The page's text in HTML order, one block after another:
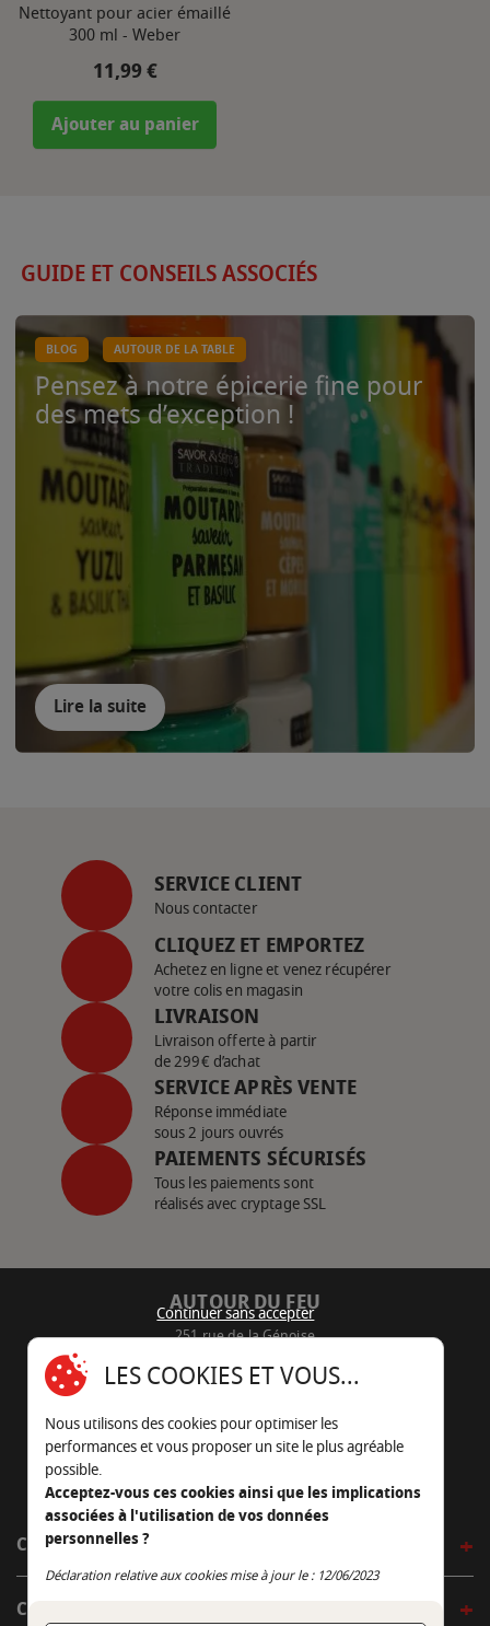
Nettoyant pour acier émaillé
300 ml - Weber
Prix
11,99 €
Ajouter au panier
GUIDE ET CONSEILS ASSOCIÉS
BLOG AUTOUR DE LA TABLE
Pensez à notre épicerie fine pour
des mets d’exception !
Lire la suite
SERVICE CLIENT
Nous contacter
CLIQUEZ ET EMPORTEZ
Achetez en ligne et venez récupérer
votre colis en magasin
LIVRAISON
Livraison offerte à partir
de 299€ d’achat
SERVICE APRÈS VENTE
Réponse immédiate
sous 2 jours ouvrés
PAIEMENTS SÉCURISÉS
Tous les paiements sont
réalisés avec cryptage SSL
AUTOUR DU FEU
251 rue de la Génoise
05 45 22 98 09
Nous envoyer un e-mail
CÔTÉ OUTDOOR
CÔTÉ INDOOR
Continuer sans accepter
LES COOKIES ET VOUS...
Nous utilisons des cookies pour optimiser les
performances et vous proposer un site le plus agréable
possible.
Acceptez-vous ces cookies ainsi que les implications
associées à l'utilisation de vos données
personnelles ?
Déclaration relative aux cookies mise à jour le : 12/06/2023
Continuer sans accepter